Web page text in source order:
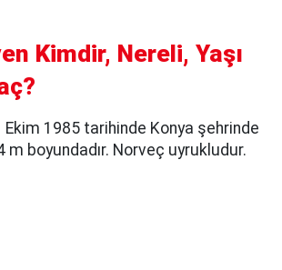
Kimdir, Nereli, Yaşı
Ekim 1985 tarihinde Konya şehrinde
m boyundadır. Norveç uyrukludur.